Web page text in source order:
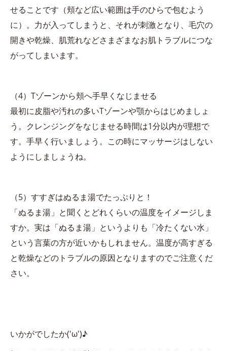
せることです（頬など広い範囲は手のひらで包むよう
に）。力が入ってしまうと、それが刺激となり、毛穴の
開きや乾燥、肌荒れなどさまざまなお肌トラブルにつな
がってしまいます。
（4）Tゾーンから頬へ手早くなじませる
最初に皮脂や汚れの多いTゾーンや顎からはじめましょ
う。クレンジングをなじませる時間は1分以内が理想で
す。手早く行いましょう。この時にマッサージはしない
ようにしましょうね。
（5）すすぎはぬるま湯でたっぷりと！
「ぬるま湯」と聞くとどれくらいの温度をイメージしま
すか。実は「ぬるま湯」というよりも「冷たくない水」
という言葉の方が近いかもしれません。温度が高すぎる
と乾燥などのトラブルの原因となりますのでご注意くだ
さい。
いかがでしたか('ω')♪